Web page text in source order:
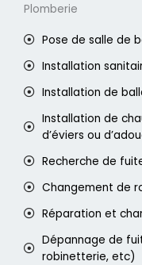
Plomberie
Pose de salle de
Installation
Installation de
Installation de
d’éviers ou
Recherche de
Changement de
Réparation et
Dépannage de
robinetterie, etc)